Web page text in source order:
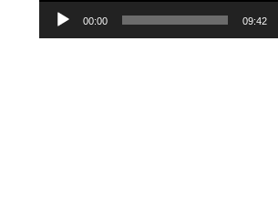
00:00 09:42